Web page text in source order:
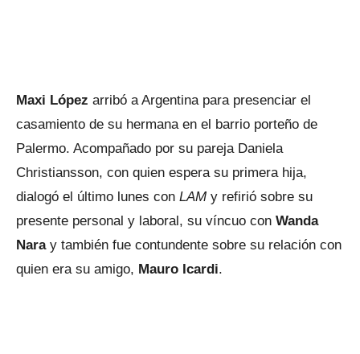
Maxi López arribó a Argentina para presenciar el
casamiento de su hermana en el barrio porteño de
Palermo. Acompañado por su pareja Daniela
Christiansson, con quien espera su primera hija,
dialogó el último lunes con LAM y refirió sobre su
presente personal y laboral, su víncuo con Wanda
Nara y también fue contundente sobre su relación con
quien era su amigo, Mauro Icardi.